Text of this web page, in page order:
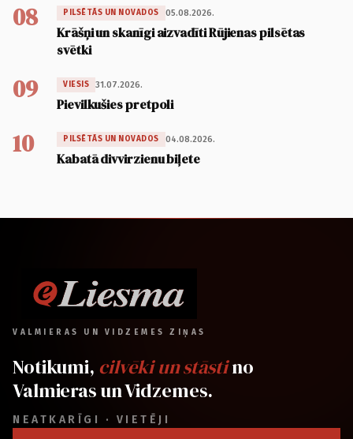
08 PILSĒTĀS UN NOVADOS 05.08.2026.
Krāšņi un skanīgi aizvadīti Rūjienas pilsētas
svētki
09 VIESIS 31.07.2026.
Pievilkušies pretpoli
10 PILSĒTĀS UN NOVADOS 04.08.2026.
Kabatā divvirzienu biļete
VALMIERAS UN VIDZEMES ZIŅAS
Notikumi, cilvēki un stāstino
Valmieras un Vidzemes.
NEATKARĪGI · VIETĒJI